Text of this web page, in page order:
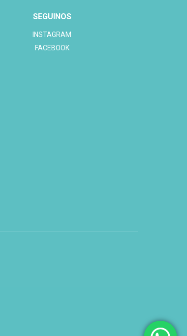
SEGUINOS
INSTAGRAM
FACEBOOK